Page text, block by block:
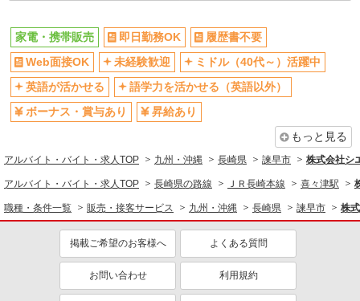
家電・携帯販売 即日勤務OK
履歴書不要
Web面接OK
未経験歓迎
ミドル（40代～）活躍中
英語が活かせる
語学力を活かせる（英語以外）
ボーナス・賞与あり
昇給あり
もっと見る
アルバイト・バイト・求人TOP 九州・沖縄 長崎県 諫早市 株式会社シ
アルバイト・バイト・求人TOP 長崎県の路線 ＪＲ長崎本線 喜々津駅
職種・条件一覧 販売・接客サービス 九州・沖縄 長崎県 諫早市 株
掲載ご希望のお客様へ よくある質問
お問い合わせ 利用規約